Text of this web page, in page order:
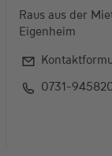
Raus aus der
Eigenheim
0731-